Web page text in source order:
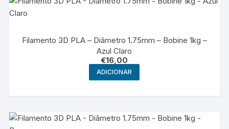
Filamento 3D PLA – Diâmetro 1.75mm – Bobine 1kg –
Azul Claro
€16,00
ADICIONAR